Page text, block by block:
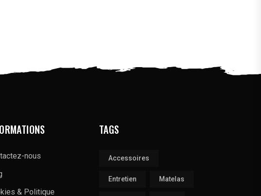
nous
& Politique
TAGS
Accessoires
Entretien Matelas